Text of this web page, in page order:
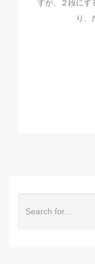
すが、２段にす
り、